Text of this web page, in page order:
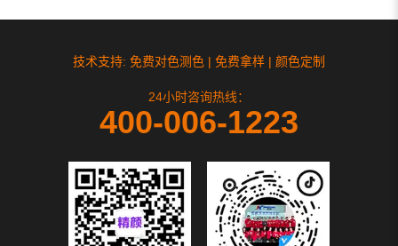
技术支持: 免费对色测色 | 免费拿样 | 颜色定制
24小时咨询热线：
400-006-1223